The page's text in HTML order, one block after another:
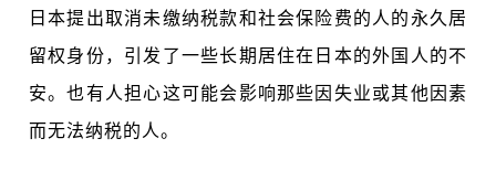
日本提出取消未缴纳税款和社会保险费的人的永久居
留权身份，引发了一些长期居住在日本的外国人的不
安。也有人担心这可能会影响那些因失业或其他因素
而无法纳税的人。